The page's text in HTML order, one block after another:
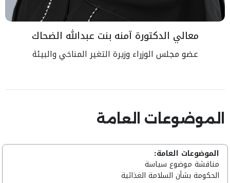
معالي الدكتورة آمنه بنت عبدالله الضحاك
عضو مجلس الوزراء وزيرة التغير المناخي والبيئة
الموضوعات العامة
الموضوعات العامة:
مناقشة موضوع سياسة
الحكومة بشأن السلامة الغذائية